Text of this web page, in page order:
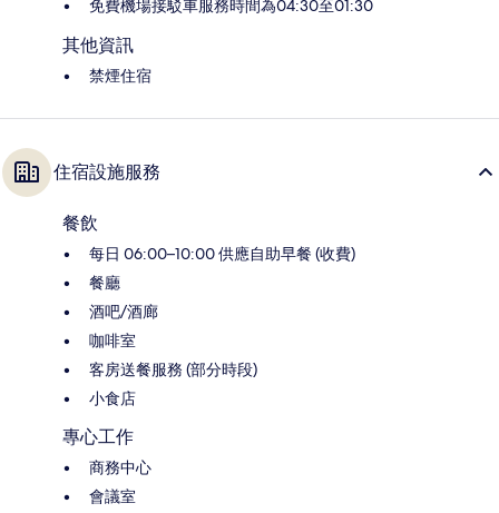
免費機場接駁車服務時間為04:30至01:30
其他資訊
禁煙住宿
住宿設施服務
餐飲
每日 06:00–10:00 供應自助早餐 (收費)
餐廳
酒吧/酒廊
咖啡室
客房送餐服務 (部分時段)
小食店
專心工作
商務中心
會議室